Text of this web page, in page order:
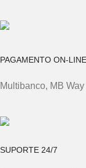
PAGAMENTO ON-LINE
Multibanco, MB
SUPORTE 24/7